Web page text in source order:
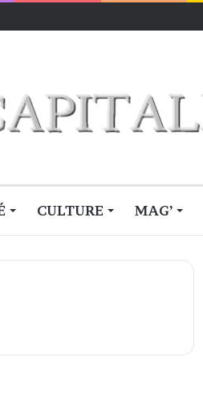
CULTURE MAG’